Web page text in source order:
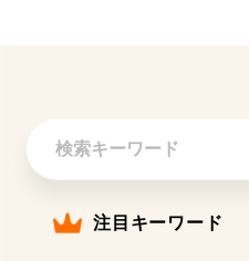
注目キーワード